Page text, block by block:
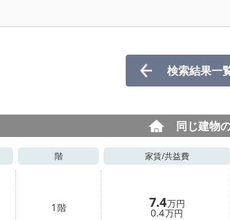
検索結果一
同じ建物
階 家賃/共益費
1 階 7.4万円
0.4万円